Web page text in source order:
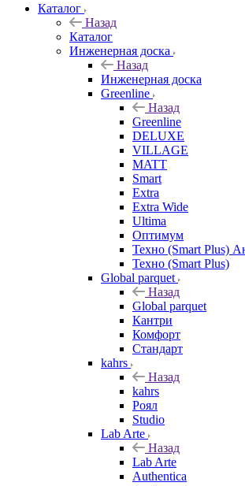
Каталог
Назад
Каталог
Инженерная доска
Назад
Инженерная доска
Greenline
Назад
Greenline
DELUXE
VILLAGE
MATT
Smart
Extra
Extra Wide
Ultima
Оптимум
Техно (Smart Plus)
Техно (Smart Plus)
Global parquet
Назад
Global parquet
Кантри
Комфорт
Стандарт
kahrs
Назад
kahrs
Роял
Studio
Lab Arte
Назад
Lab Arte
Authentica